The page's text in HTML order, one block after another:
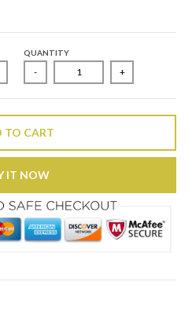
QUANTITY
- +
TO CART
IT NOW